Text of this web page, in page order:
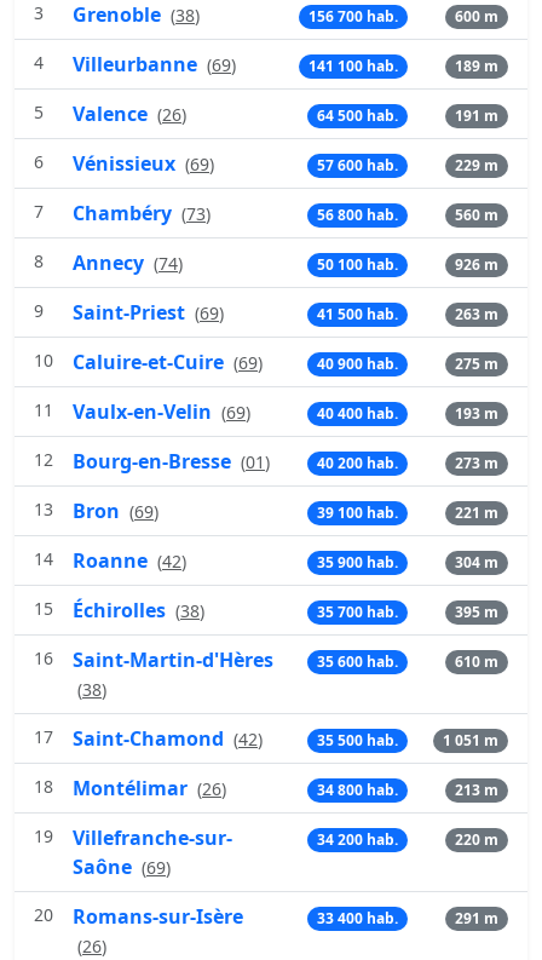
3 Grenoble (38) 156 700 hab. 600 m
4 Villeurbanne (69) 141 100 hab. 189 m
5 Valence (26) 64 500 hab. 191 m
6 Vénissieux (69) 57 600 hab. 229 m
7 Chambéry (73) 56 800 hab. 560 m
8 Annecy (74) 50 100 hab. 926 m
9 Saint-Priest (69) 41 500 hab. 263 m
10 Caluire-et-Cuire (69) 40 900 hab. 275 m
11 Vaulx-en-Velin (69) 40 400 hab. 193 m
12 Bourg-en-Bresse (01) 40 200 hab. 273 m
13 Bron (69) 39 100 hab. 221 m
14 Roanne (42) 35 900 hab. 304 m
15 Échirolles (38) 35 700 hab. 395 m
16 Saint-Martin-d'Hères
(38)
35 600 hab. 610 m
17 Saint-Chamond (42) 35 500 hab. 1 051 m
18 Montélimar (26) 34 800 hab. 213 m
19
Villefranche-sur-
Saône (69)
34 200 hab. 220 m
20 Romans-sur-Isère
(26)
33 400 hab. 291 m